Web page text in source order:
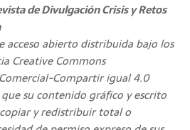
de Divulgación Crisis y Retos
acceso abierto distribuida bajo los
Creative Commons
Compartir igual 4.0
su contenido gráfico y escrito
y redistribuir total o